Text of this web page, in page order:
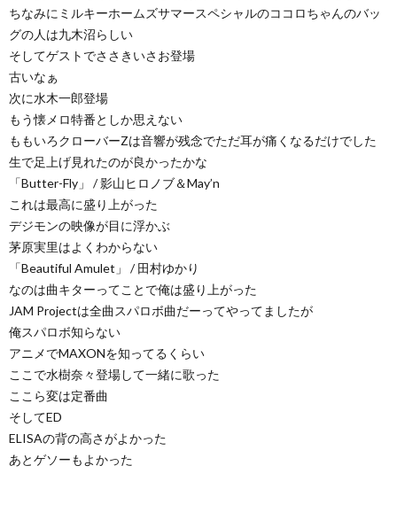
ちなみにミルキーホームズサマースペシャルのココロちゃんのバッ
グの人は九木沼らしい
そしてゲストでささきいさお登場
古いなぁ
次に水木一郎登場
もう懐メロ特番としか思えない
ももいろクローバーZは音響が残念でただ耳が痛くなるだけでした
生で足上げ見れたのが良かったかな
「Butter-Fly」 / 影山ヒロノブ＆May’n
これは最高に盛り上がった
デジモンの映像が目に浮かぶ
茅原実里はよくわからない
「Beautiful Amulet」 / 田村ゆかり
なのは曲キターってことで俺は盛り上がった
JAM Projectは全曲スパロボ曲だーってやってましたが
俺スパロボ知らない
アニメでMAXONを知ってるくらい
ここで水樹奈々登場して一緒に歌った
ここら変は定番曲
そしてED
ELISAの背の高さがよかった
あとゲソーもよかった